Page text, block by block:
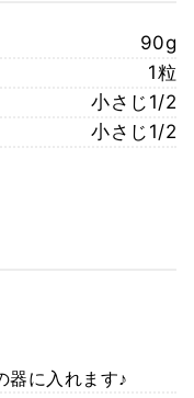
90g
1粒
小さじ1/2
小さじ1/2
器に入れます♪